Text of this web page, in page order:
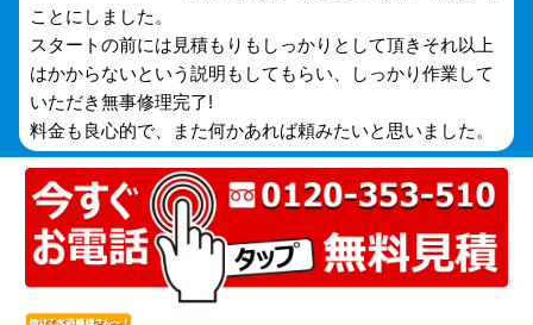
ことにしました。
スタートの前には見積もりもしっかりとして頂きそれ以上
はかからないという説明もしてもらい、しっかり作業して
いただき無事修理完了!
料金も良心的で、また何かあれば頼みたいと思いました。